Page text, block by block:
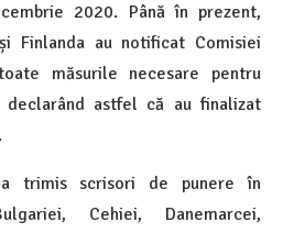
2020. Până în prezent,
Finlanda au notificat Comisiei
măsurile necesare pentru
declarând astfel că au finalizat
a trimis scrisori de punere în
Cehiei, Danemarcei,